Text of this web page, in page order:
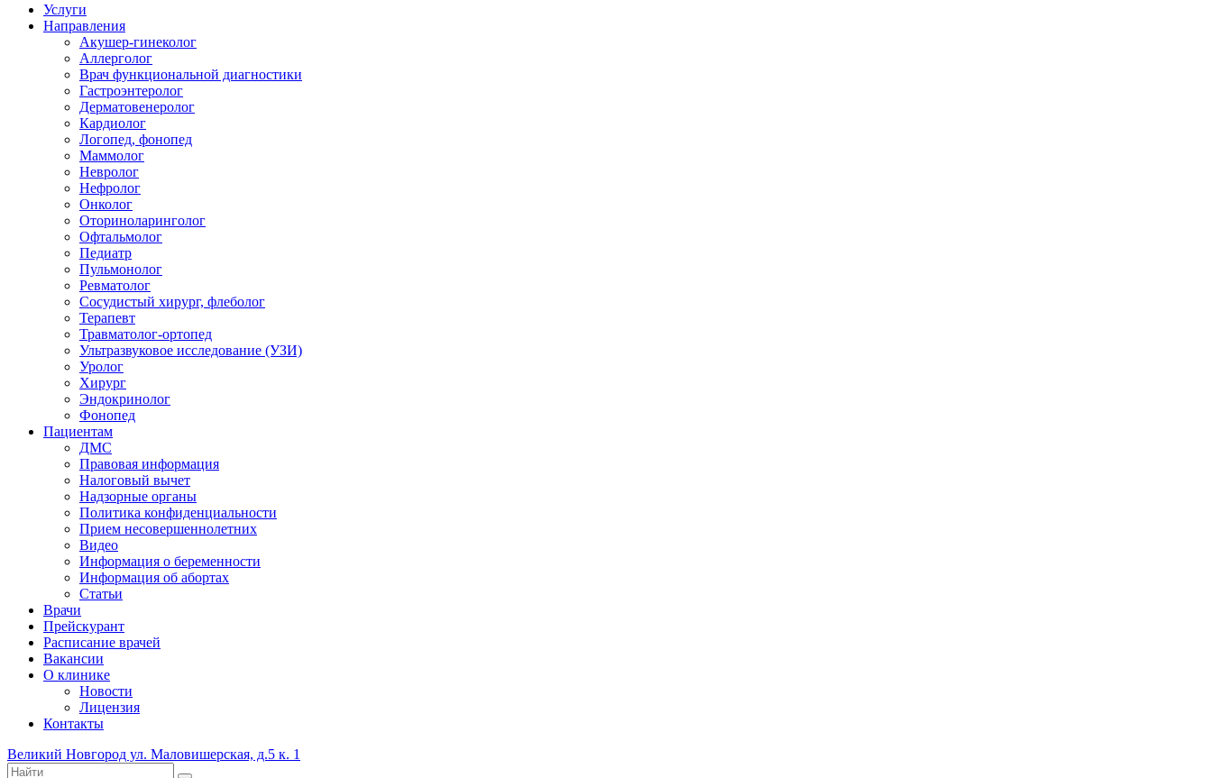
Услуги
Направления
Акушер-гинеколог
Аллерголог
Врач функциональной диагностики
Гастроэнтеролог
Дерматовенеролог
Кардиолог
Логопед, фонопед
Маммолог
Невролог
Нефролог
Онколог
Оториноларинголог
Офтальмолог
Педиатр
Пульмонолог
Ревматолог
Сосудистый хирург, флеболог
Терапевт
Травматолог-ортопед
Ультразвуковое исследование (УЗИ)
Уролог
Хирург
Эндокринолог
Фонопед
Пациентам
ДМС
Правовая информация
Налоговый вычет
Надзорные органы
Политика конфиденциальности
Прием несовершеннолетних
Видео
Информация о беременности
Информация об абортах
Статьи
Врачи
Прейскурант
Расписание врачей
Вакансии
О клинике
Новости
Лицензия
Контакты
Великий Новгород ул. Маловишерская, д.5 к. 1